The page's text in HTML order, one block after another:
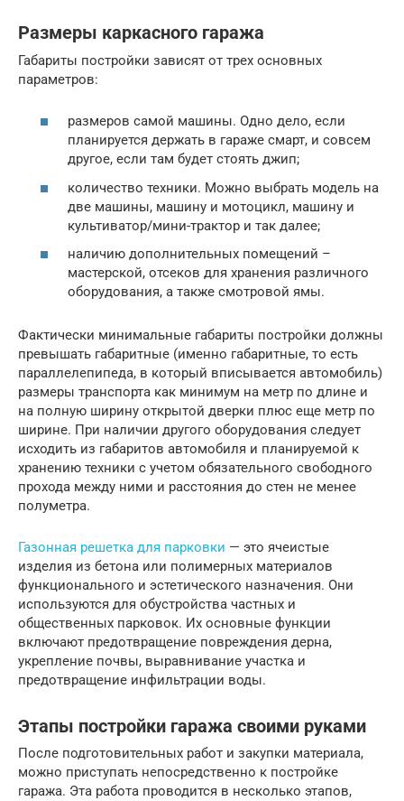
Размеры каркасного гаража
Габариты постройки зависят от трех основных
параметров:
размеров самой машины. Одно дело, если
планируется держать в гараже смарт, и совсем
другое, если там будет стоять джип;
количество техники. Можно выбрать модель на
две машины, машину и мотоцикл, машину и
культиватор/мини-трактор и так далее;
наличию дополнительных помещений –
мастерской, отсеков для хранения различного
оборудования, а также смотровой ямы.
Фактически минимальные габариты постройки должны
превышать габаритные (именно габаритные, то есть
параллелепипеда, в который вписывается автомобиль)
размеры транспорта как минимум на метр по длине и
на полную ширину открытой дверки плюс еще метр по
ширине. При наличии другого оборудования следует
исходить из габаритов автомобиля и планируемой к
хранению техники с учетом обязательного свободного
прохода между ними и расстояния до стен не менее
полуметра.
Газонная решетка для парковки — это ячеистые
изделия из бетона или полимерных материалов
функционального и эстетического назначения. Они
используются для обустройства частных и
общественных парковок. Их основные функции
включают предотвращение повреждения дерна,
укрепление почвы, выравнивание участка и
предотвращение инфильтрации воды.
Этапы постройки гаража своими руками
После подготовительных работ и закупки материала,
можно приступать непосредственно к постройке
гаража. Эта работа проводится в несколько этапов,